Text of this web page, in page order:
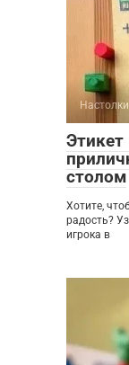
Настолки
Этикет
столом
Хотите,
радость?
игрока в